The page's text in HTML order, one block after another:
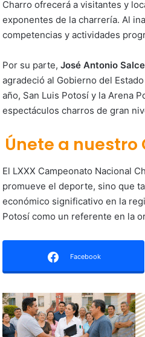
Charro ofrecerá a visitantes y
exponentes de la charrería. Al
competencias y actividades
Por su parte, José Antonio
agradeció al Gobierno del
año, San Luis Potosí y la Arena
espectáculos charros de gran
Únete a nuestro
El LXXX Campeonato Nacional
promueve el deporte, sino que
económico significativo en la
Potosí como un referente en la
Facebook